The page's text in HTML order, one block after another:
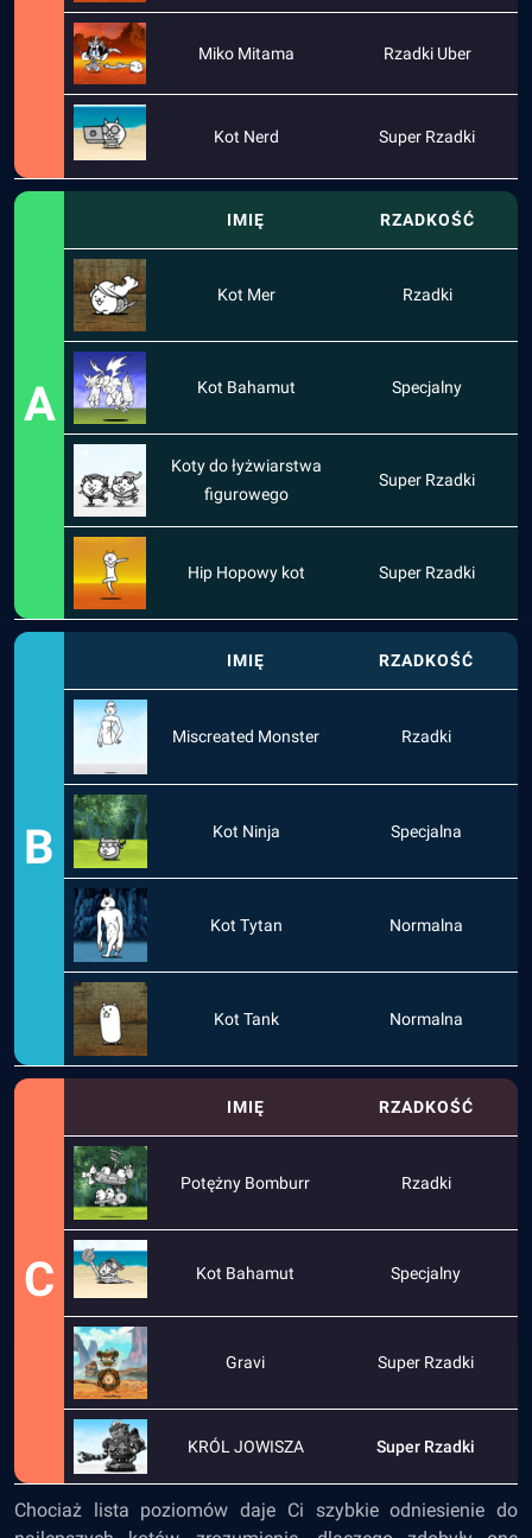
Miko Mitama Rzadki Uber
Kot Nerd Super Rzadki
A
IMIĘ RZADKOŚĆ
Kot Mer Rzadki
Kot Bahamut Specjalny
Koty do łyżwiarstwa
figurowego
Super Rzadki
Hip Hopowy kot Super Rzadki
B
IMIĘ RZADKOŚĆ
Miscreated Monster Rzadki
Kot Ninja Specjalna
Kot Tytan Normalna
Kot Tank Normalna
C
IMIĘ RZADKOŚĆ
Potężny Bomburr Rzadki
Kot Bahamut Specjalny
Gravi Super Rzadki
KRÓL JOWISZA Super Rzadki
Chociaż lista poziomów daje Ci szybkie odniesienie do